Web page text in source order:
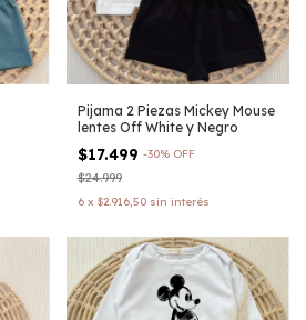
Pijama 2 Piezas Mickey Mouse
lentes Off White y Negro
$17.499 -30% OFF
$24.999
6 x $2.916,50 sin interés